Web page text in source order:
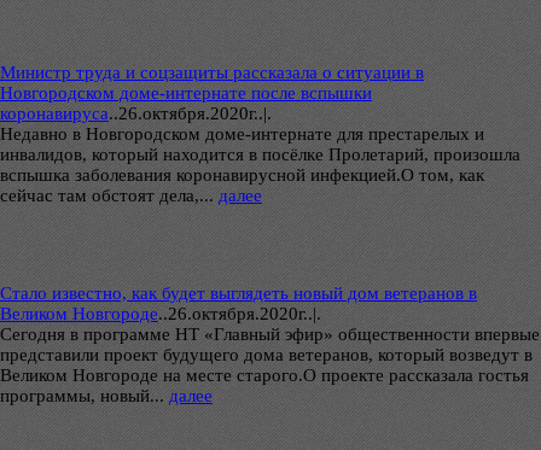
Министр труда и соцзащиты рассказала о ситуации в
Новгородском доме-интернате после вспышки
коронавируса..26.октября.2020г..|.
Недавно в Новгородском доме-интернате для престарелых и
инвалидов, который находится в посёлке Пролетарий, произошла
вспышка заболевания коронавирусной инфекцией.О том, как
сейчас там обстоят дела,... далее
Стало известно, как будет выглядеть новый дом ветеранов в
Великом Новгороде..26.октября.2020г..|.
Сегодня в программе НТ «Главный эфир» общественности впервые
представили проект будущего дома ветеранов, который возведут в
Великом Новгороде на месте старого.О проекте рассказала гостья
программы, новый... далее